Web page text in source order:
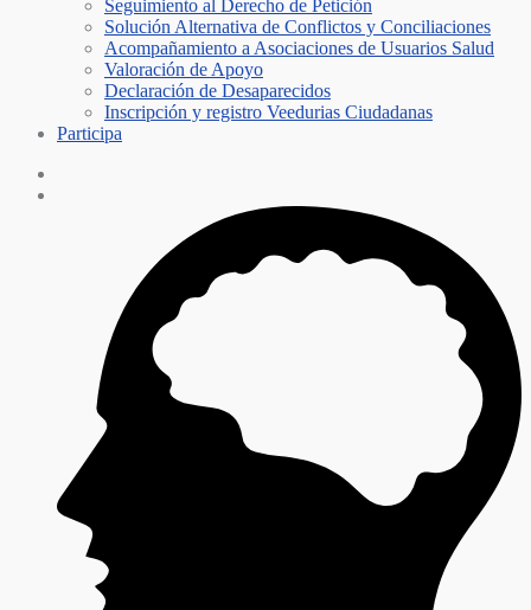
Seguimiento al Derecho de Petición
Solución Alternativa de Conflictos y Conciliaciones
Acompañamiento a Asociaciones de Usuarios Salud
Valoración de Apoyo
Declaración de Desaparecidos
Inscripción y registro Veedurias Ciudadanas
Participa